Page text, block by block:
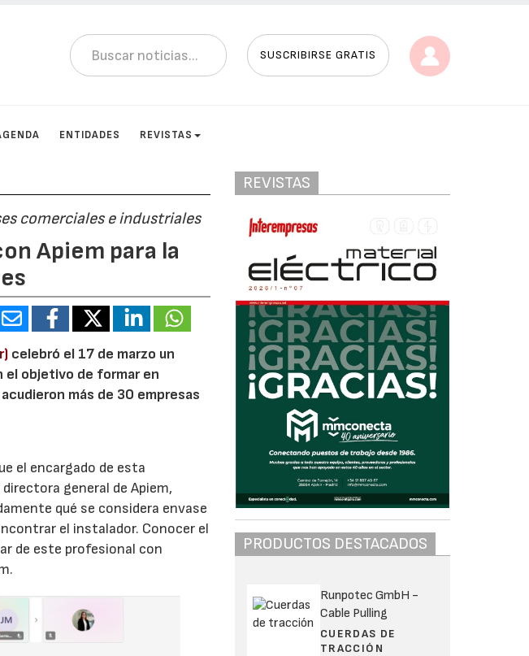
SUSCRIBIRSE GRATIS
ENTIDADES REVISTAS
comerciales e industriales
Apiem para la
celebró el 17 de marzo un
el objetivo de formar en
más de 30 empresas
el encargado de esta
general de Apiem,
qué se considera envase
el instalador. Conocer el
de este profesional con
REVISTAS
PRODUCTOS DESTACADOS
Runpotec GmbH -
Cable Pulling
CUERDAS DE
TRACCIÓN